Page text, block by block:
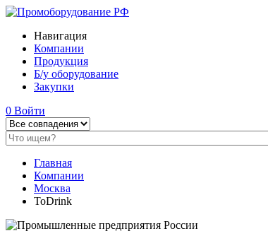
Навигация
Компании
Продукция
Б/у оборудование
Закупки
0 Войти
Главная
Компании
Москва
ToDrink